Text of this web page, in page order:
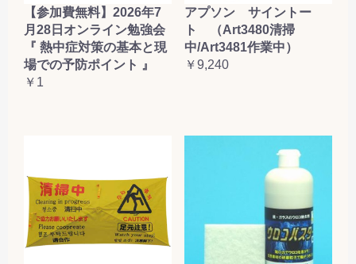
【参加費無料】2026年7
月28日オンライン勉強会
『 熱中症対策の基本と現
場での予防ポイント 』
￥1
アプソン サイントー
ト （Art3480清掃
中/Art3481作業中）
￥9,240